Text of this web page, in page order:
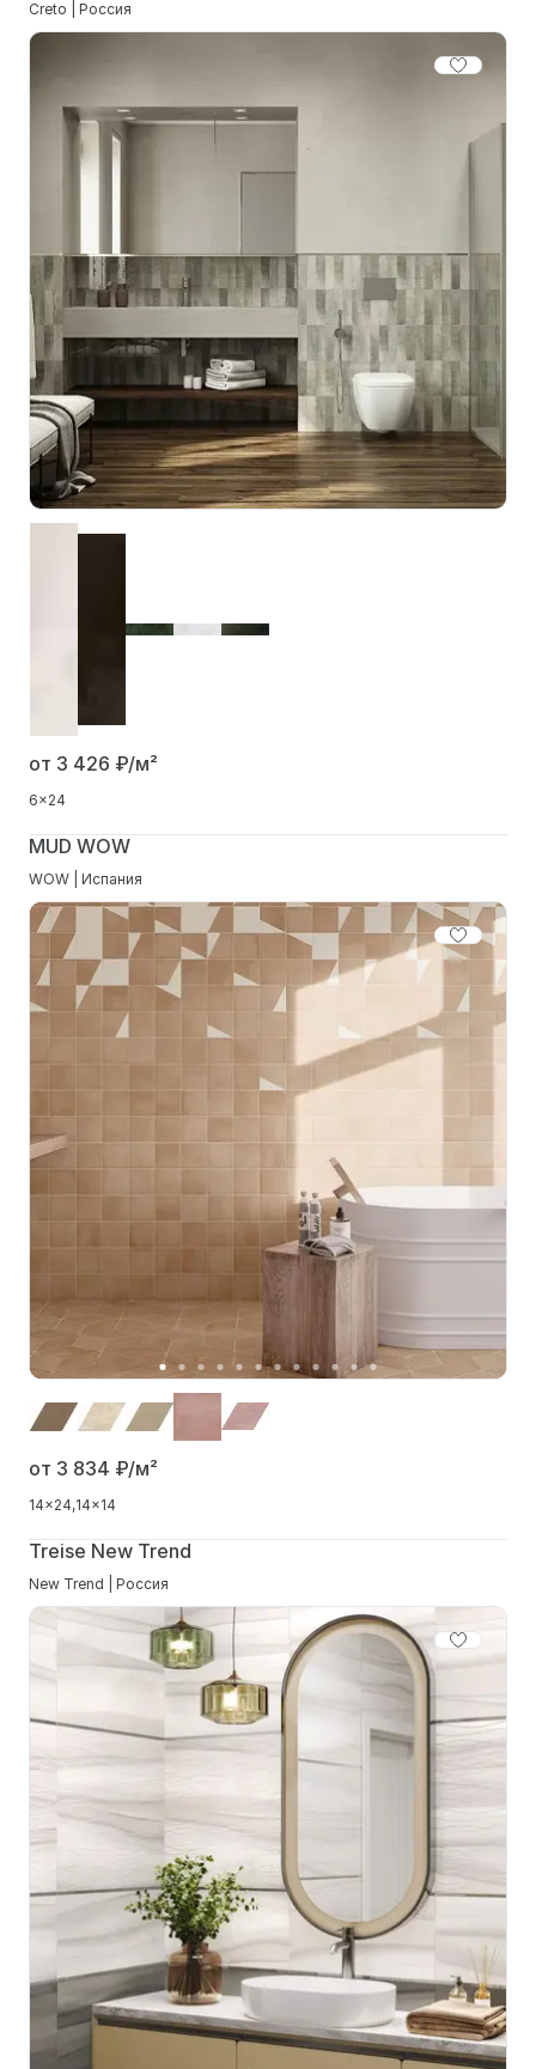
Creto | Россия
от 3 426 ₽/м²
6x24
MUD WOW
WOW | Испания
от 3 834 ₽/м²
14x24 14x14
Treise New Trend
New Trend | Россия